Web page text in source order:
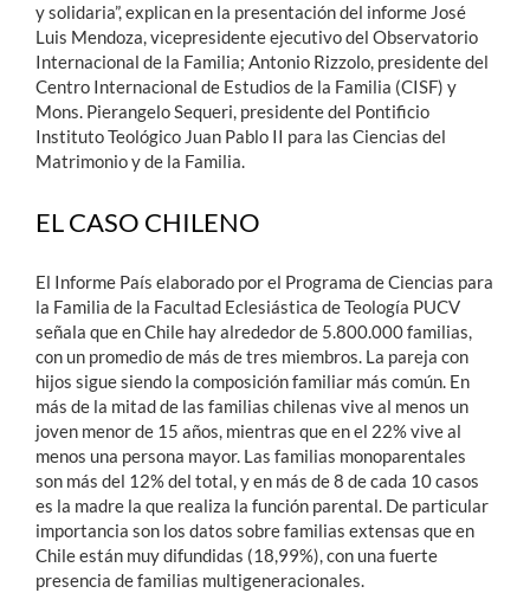
y solidaria”, explican en la presentación del informe José
Luis Mendoza, vicepresidente ejecutivo del Observatorio
Internacional de la Familia; Antonio Rizzolo, presidente del
Centro Internacional de Estudios de la Familia (CISF) y
Mons. Pierangelo Sequeri, presidente del Pontificio
Instituto Teológico Juan Pablo II para las Ciencias del
Matrimonio y de la Familia.
EL CASO CHILENO
El Informe País elaborado por el Programa de Ciencias para
la Familia de la Facultad Eclesiástica de Teología PUCV
señala que en Chile hay alrededor de 5.800.000 familias,
con un promedio de más de tres miembros. La pareja con
hijos sigue siendo la composición familiar más común. En
más de la mitad de las familias chilenas vive al menos un
joven menor de 15 años, mientras que en el 22% vive al
menos una persona mayor. Las familias monoparentales
son más del 12% del total, y en más de 8 de cada 10 casos
es la madre la que realiza la función parental. De particular
importancia son los datos sobre familias extensas que en
Chile están muy difundidas (18,99%), con una fuerte
presencia de familias multigeneracionales.